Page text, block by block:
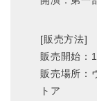
[販売方法]
販売開始：
販売場所：
トア